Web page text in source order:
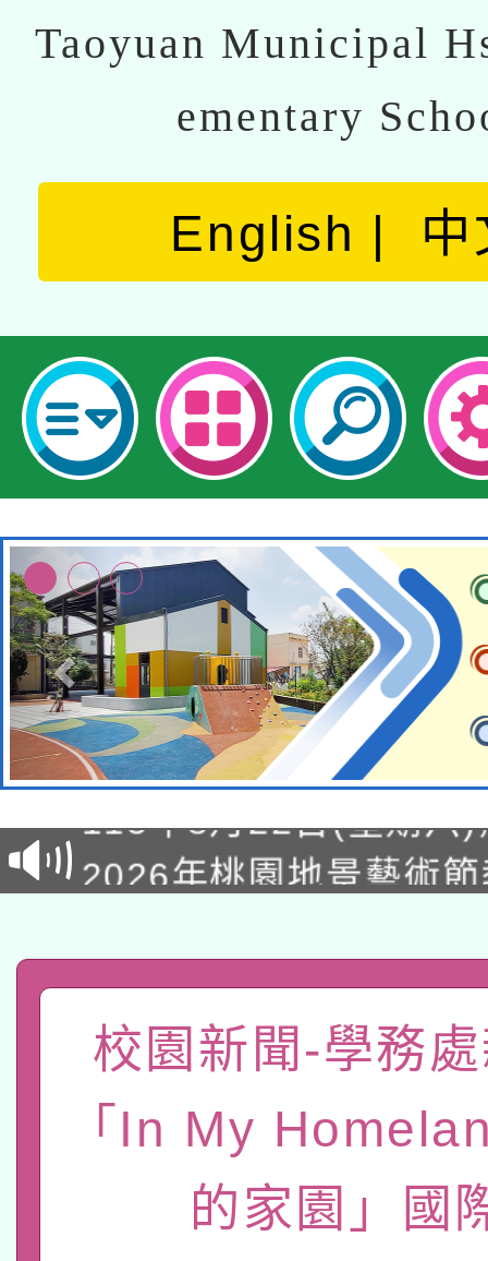
Taoyuan Municipal
ementary
English 中
轉知經濟部水利署委託
用水績優單位及節水達
115年8月22日(星期六
桃園市孔廟祈福系列
2026年桃園地景藝術
關事宜
轉知教育部國民及學前
國立臺灣師範大學辦
業成長研習」實施計畫
函轉國家教育研究院
原住民族教育政策研討
族教育國際趨勢與發展
轉知教育部國民及學前
新北市政府教育局辦
師專業成長研習實施
函轉國立臺灣師範大學
族語言臺北學習中心
轉知有關國立成功大學
教育部國民及學前教
校園新聞-學務
「In My
的家園」國